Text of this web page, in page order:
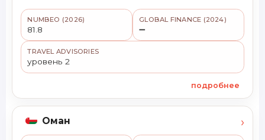
NUMBEO (2026)
81.8
GLOBAL FINANCE (2024)
➖
TRAVEL ADVISORIES
уровень 2
подробнее
Оман ›